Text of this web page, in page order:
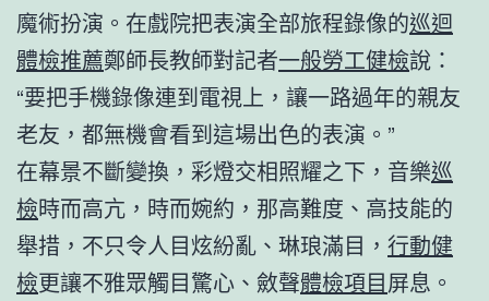
魔術扮演。在戲院把表演全部旅程錄像的巡迴
體檢推薦鄭師長教師對記者一般勞工健檢說：
“要把手機錄像連到電視上，讓一路過年的親友
老友，都無機會看到這場出色的表演。”
在幕景不斷變換，彩燈交相照耀之下，音樂巡
檢時而高亢，時而婉約，那高難度、高技能的
舉措，不只令人目炫紛亂、琳琅滿目， 行動健
檢更讓不雅眾觸目驚心、斂聲體檢項目屏息。